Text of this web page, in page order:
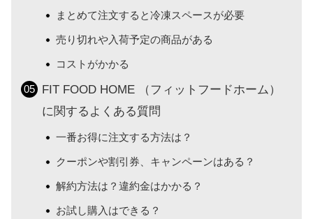
まとめて注文すると冷凍スペースが必要
売り切れや入荷予定の商品がある
コストがかかる
FIT FOOD HOME （フィットフードホーム）
に関するよくある質問
一番お得に注文する方法は？
クーポンや割引券、キャンペーンはある？
解約方法は？違約金はかかる？
お試し購入はできる？